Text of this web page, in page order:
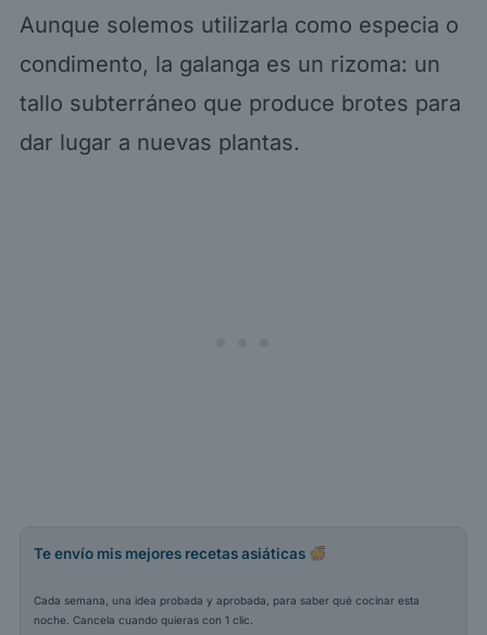
Aunque solemos utilizarla como especia o
condimento, la galanga es un rizoma: un
tallo subterráneo que produce brotes para
dar lugar a nuevas plantas.
Te envío mis mejores recetas asiáticas
Cada semana, una idea probada y aprobada, para saber qué cocinar esta
noche. Cancela cuando quieras con 1 clic.